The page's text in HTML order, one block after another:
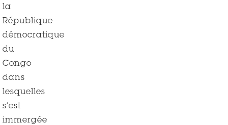
la
République
démocratique
du
Congo
dans
lesquelles
s’est
immergée